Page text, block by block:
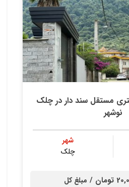
زمين ٤٣٧ متري مستقل سند دار در چلك
نوشهر
شهر
چلک
/ مبلغ کل